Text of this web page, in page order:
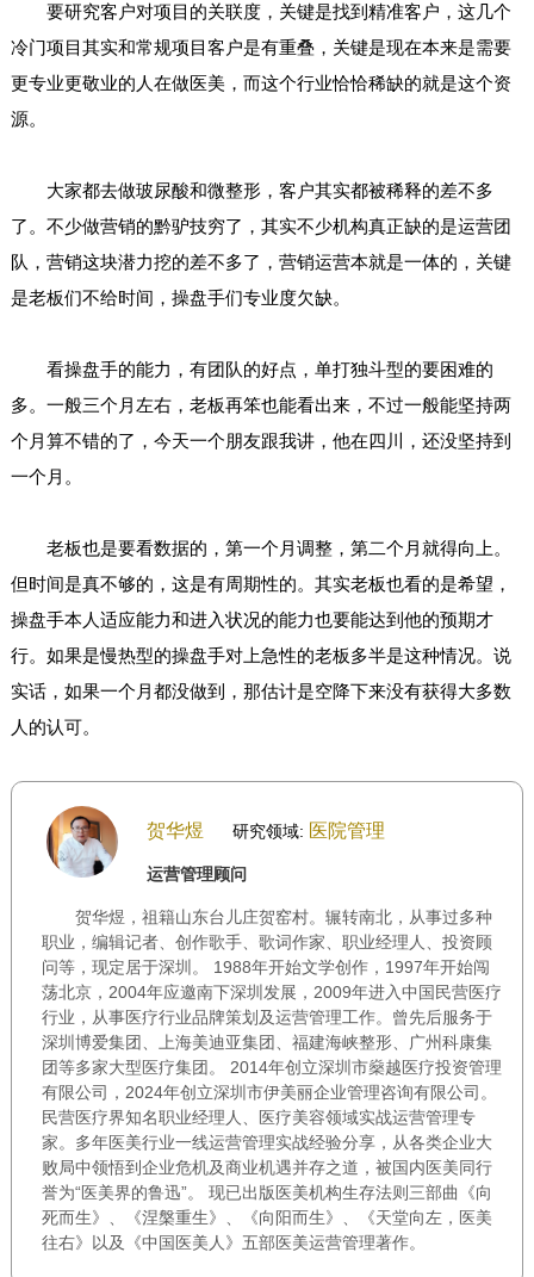
要研究客户对项目的关联度，关键是找到精准客户，这几个
冷门项目其实和常规项目客户是有重叠，关键是现在本来是需要
更专业更敬业的人在做医美，而这个行业恰恰稀缺的就是这个资
源。
大家都去做玻尿酸和微整形，客户其实都被稀释的差不多
了。不少做营销的黔驴技穷了，其实不少机构真正缺的是运营团
队，营销这块潜力挖的差不多了，营销运营本就是一体的，关键
是老板们不给时间，操盘手们专业度欠缺。
看操盘手的能力，有团队的好点，单打独斗型的要困难的
多。一般三个月左右，老板再笨也能看出来，不过一般能坚持两
个月算不错的了，今天一个朋友跟我讲，他在四川，还没坚持到
一个月。
老板也是要看数据的，第一个月调整，第二个月就得向上。
但时间是真不够的，这是有周期性的。其实老板也看的是希望，
操盘手本人适应能力和进入状况的能力也要能达到他的预期才
行。如果是慢热型的操盘手对上急性的老板多半是这种情况。说
实话，如果一个月都没做到，那估计是空降下来没有获得大多数
人的认可。
贺华煜 研究领域: 医院管理
运营管理顾问
贺华煜，祖籍山东台儿庄贺窑村。辗转南北，从事过多种
职业，编辑记者、创作歌手、歌词作家、职业经理人、投资顾
问等，现定居于深圳。 1988年开始文学创作，1997年开始闯
荡北京，2004年应邀南下深圳发展，2009年进入中国民营医疗
行业，从事医疗行业品牌策划及运营管理工作。曾先后服务于
深圳博爱集团、上海美迪亚集团、福建海峡整形、广州科康集
团等多家大型医疗集团。 2014年创立深圳市燊越医疗投资管理
有限公司，2024年创立深圳市伊美丽企业管理咨询有限公司。
民营医疗界知名职业经理人、医疗美容领域实战运营管理专
家。多年医美行业一线运营管理实战经验分享，从各类企业大
败局中领悟到企业危机及商业机遇并存之道，被国内医美同行
誉为“医美界的鲁迅”。 现已出版医美机构生存法则三部曲《向
死而生》、《涅槃重生》、《向阳而生》、《天堂向左，医美
往右》以及《中国医美人》五部医美运营管理著作。